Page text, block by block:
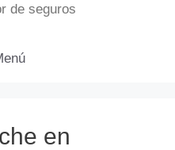
de seguros
en